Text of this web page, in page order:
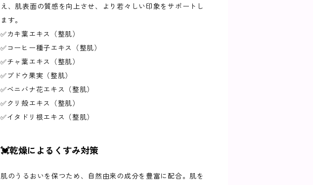
え、肌表面の質感を向上させ、より若々しい印象をサポートし
ます。
✅カキ葉エキス（整肌）
✅コーヒー種子エキス（整肌）
✅チャ葉エキス（整肌）
✅ブドウ果実（整肌）
✅ベニバナ花エキス（整肌）
✅クリ殻エキス（整肌）
✅イタドリ根エキス（整肌）
💓乾燥によるくすみ対策
肌のうるおいを保つため、自然由来の成分を豊富に配合。肌を